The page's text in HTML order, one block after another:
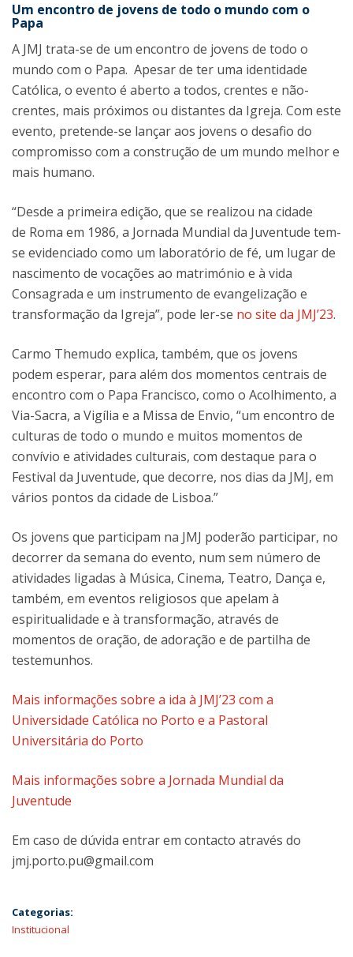
Um encontro de jovens de todo o mundo com o
Papa
A JMJ trata-se de um encontro de jovens de todo o
mundo com o Papa. Apesar de ter uma identidade
Católica, o evento é aberto a todos, crentes e não-
crentes, mais próximos ou distantes da Igreja. Com este
evento, pretende-se lançar aos jovens o desafio do
compromisso com a construção de um mundo melhor e
mais humano.
“Desde a primeira edição, que se realizou na cidade
de Roma em 1986, a Jornada Mundial da Juventude tem-
se evidenciado como um laboratório de fé, um lugar de
nascimento de vocações ao matrimónio e à vida
Consagrada e um instrumento de evangelização e
transformação da Igreja”, pode ler-se no site da JMJ’23.
Carmo Themudo explica, também, que os jovens
podem esperar, para além dos momentos centrais de
encontro com o Papa Francisco, como o Acolhimento, a
Via-Sacra, a Vigília e a Missa de Envio, “um encontro de
culturas de todo o mundo e muitos momentos de
convívio e atividades culturais, com destaque para o
Festival da Juventude, que decorre, nos dias da JMJ, em
vários pontos da cidade de Lisboa.”
Os jovens que participam na JMJ poderão participar, no
decorrer da semana do evento, num sem número de
atividades ligadas à Música, Cinema, Teatro, Dança e,
também, em eventos religiosos que apelam à
espiritualidade e à transformação, através de
momentos de oração, de adoração e de partilha de
testemunhos.
Mais informações sobre a ida à JMJ’23 com a
Universidade Católica no Porto e a Pastoral
Universitária do Porto
Mais informações sobre a Jornada Mundial da
Juventude
Em caso de dúvida entrar em contacto através do
jmj.porto.pu@gmail.com
Categorias:
Institucional